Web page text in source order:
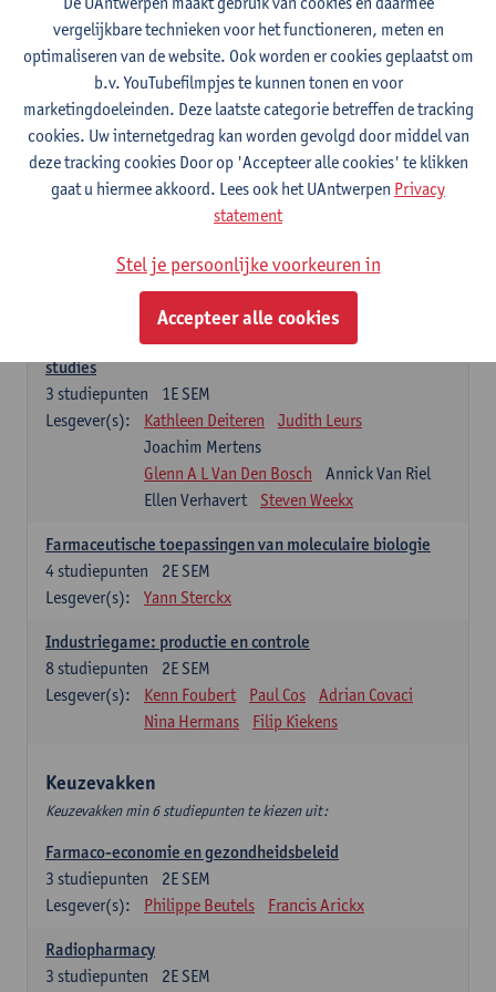
Chemische structuurbepaling van geneesmiddelen
1E SEM
3studiepunten
Lesgever(s):
Tess De Bruyne
Alexander van Nuijs
Emmy Tuenter
Farmacotherapie en farmaceutische zorg I
2E SEM
7studiepunten
Lesgever(s):
Guido De Meyer Hans De Loof
2E SEM
studiepunten
Filip Kiekens
Klinische biologie en opzetten en evalueren van klinische
studies
1E SEM
3 studiepunten
Lesgever(s):
Kathleen Deiteren
Judith Leurs
Joachim Mertens
Glenn A L Van Den Bosch
Annick Van Riel
Ellen Verhavert
Steven Weekx
Farmaceutische toepassingen van moleculaire biologie
2E SEM
4studiepunten
Lesgever(s):
Yann Sterckx
Industriegame: productie en controle
2E SEM
8studiepunten
Lesgever(s):
Kenn Foubert Paul Cos
Adrian Covaci
Nina Hermans
Filip Kiekens
Keuzevakken
Keuzevakken min 6 studiepunten te kiezen uit:
Farmaco-economie en gezondheidsbeleid
2E SEM
3 studiepunten
Lesgever(s):
Philippe Beutels Francis Arickx
Radiopharmacy
2E SEM
3 studiepunten
vergelijkbare technieken voor het functioneren, meten en
optimaliseren van de website. Ook worden er cookies geplaatst om
b.v. YouTubefilmpjes te kunnen tonen en voor
marketingdoeleinden. Deze laatste categorie betreffen de tracking
cookies. Uw internetgedrag kan worden gevolgd door middel van
deze tracking cookies Door op 'Accepteer alle cookies' te klikken
gaat u hiermee akkoord. Lees ook het UAntwerpen Privacy
statement
Stel je persoonlijke voorkeuren in
Accepteer alle cookies